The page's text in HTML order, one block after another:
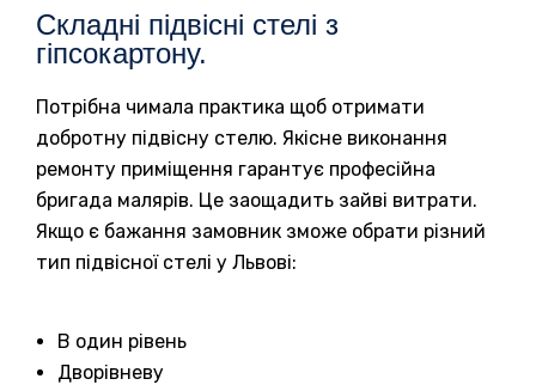
Складні підвісні стелі з
гіпсокартону.
Потрібна чимала практика щоб отримати
добротну підвісну стелю. Якісне виконання
ремонту приміщення гарантує професійна
бригада малярів. Це заощадить зайві витрати.
Якщо є бажання замовник зможе обрати різний
тип підвісної стелі у Львові:
В один рівень
Дворівневу